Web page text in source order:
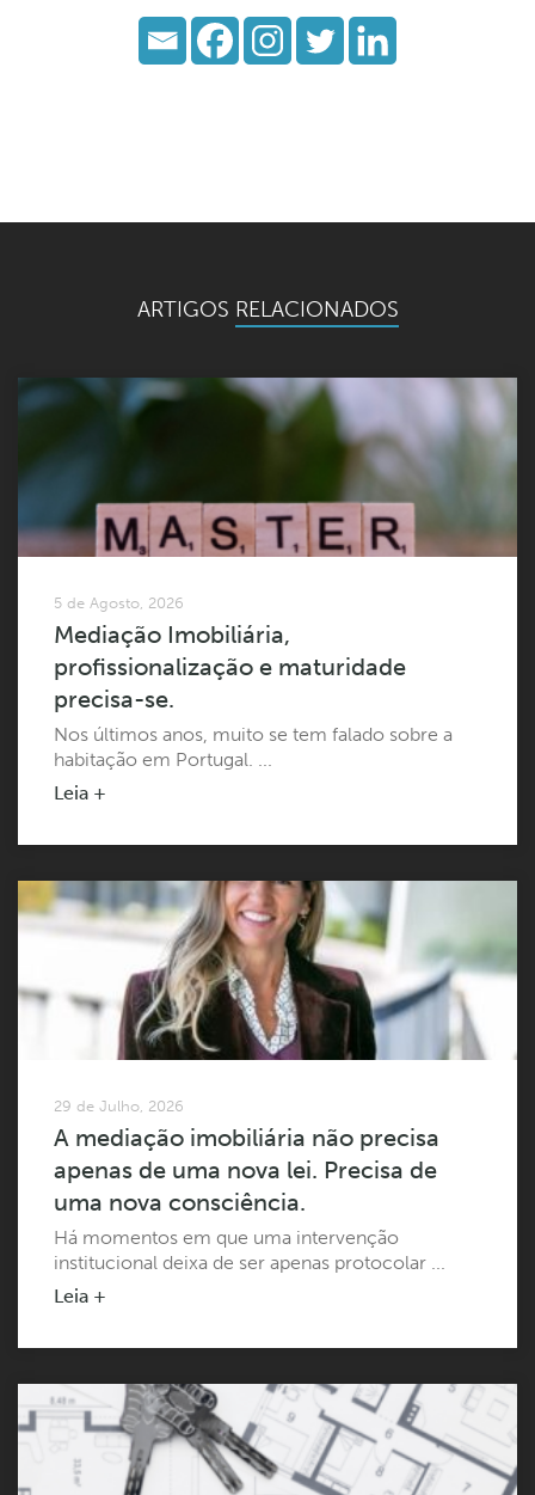
ARTIGOS RELACIONADOS
5 de Agosto, 2026
Mediação Imobiliária,
profissionalização e maturidade
precisa-se.
Nos últimos anos, muito se tem falado sobre a
habitação em Portugal. ...
Leia +
29 de Julho, 2026
A mediação imobiliária não precisa
apenas de uma nova lei. Precisa de
uma nova consciência.
Há momentos em que uma intervenção
institucional deixa de ser apenas protocolar ...
Leia +